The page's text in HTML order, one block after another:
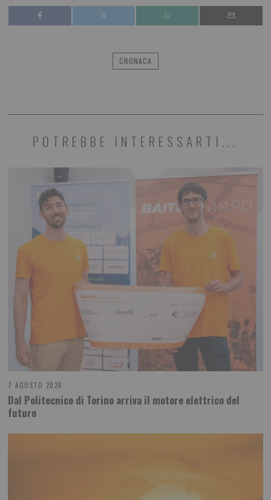
CRONACA
POTREBBE INTERESSARTI...
7 AGOSTO 2026
Dal Politecnico di Torino arriva il motore elettrico del
futuro